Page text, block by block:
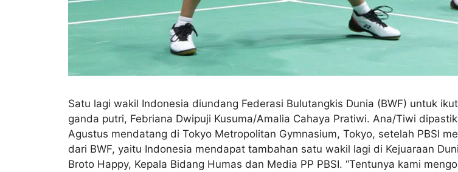
Satu lagi wakil Indonesia diundang Federasi Bulutangkis Dunia (BWF) untuk
ganda putri, Febriana Dwipuji Kusuma/Amalia Cahaya Pratiwi. Ana/Tiwi
Agustus mendatang di Tokyo Metropolitan Gymnasium, Tokyo, setelah PBSI
dari BWF, yaitu Indonesia mendapat tambahan satu wakil lagi di Kejuaraan
Broto Happy, Kepala Bidang Humas dan Media PP PBSI. “Tentunya kami